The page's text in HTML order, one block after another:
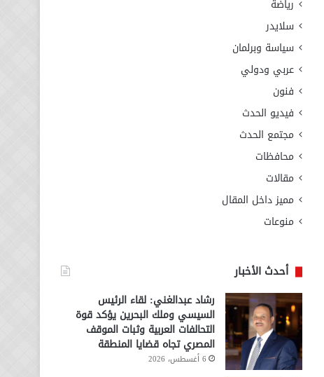
رياضة
سلايدر
سياسة وبرلمان
عربي ودولي
فنون
فيديو الحدث
مجتمع الحدث
محافظات
مقالات
مميز داخل المقال
منوعات
أحدث الأخبار
رشاد عبدالغني: لقاء الرئيس
السيسي وملك البحرين يؤكد قوة
التحالفات العربية وثبات الموقف
المصري تجاه قضايا المنطقة
6 أغسطس، 2026